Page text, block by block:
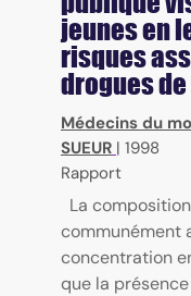
jeunes en
risques
drogues
Médecins du
SUEUR | 1998
Rapport
La
communément
concentration
que la